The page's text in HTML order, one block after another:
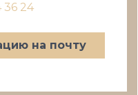
36 24
на почту